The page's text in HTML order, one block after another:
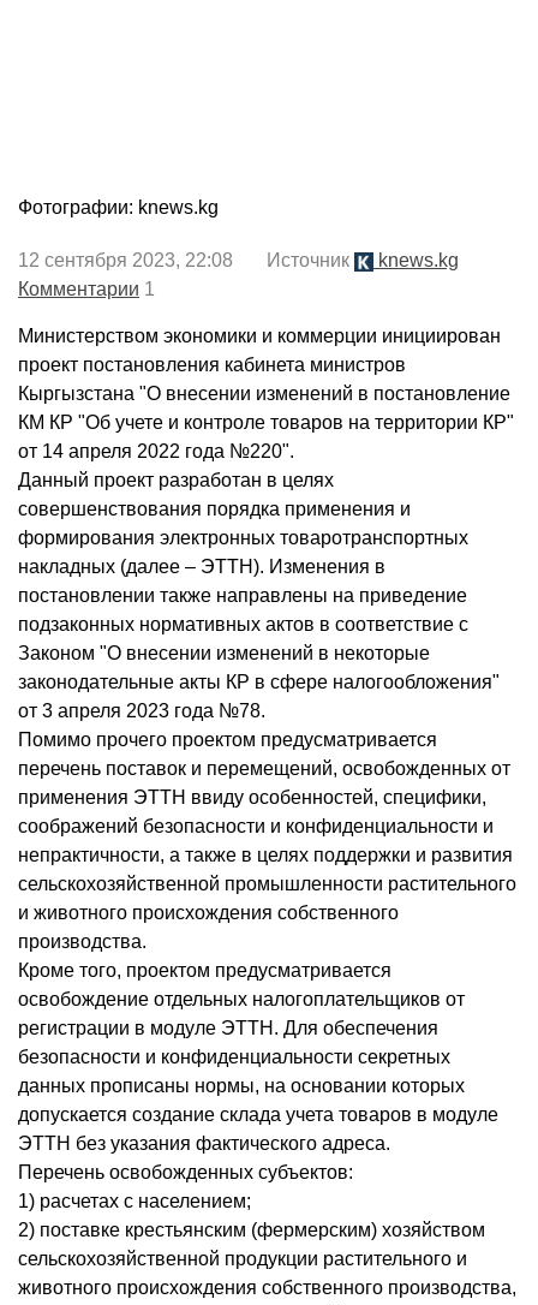
Фотографии: knews.kg
12 сентября 2023, 22:08 Источник
knews.kg
Комментарии 1
Министерством экономики и коммерции инициирован
проект постановления кабинета министров
Кыргызстана "О внесении изменений в постановление
КМ КР "Об учете и контроле товаров на территории КР"
от 14 апреля 2022 года №220".
Данный проект разработан в целях
совершенствования порядка применения и
формирования электронных товаротранспортных
накладных (далее – ЭТТН). Изменения в
постановлении также направлены на приведение
подзаконных нормативных актов в соответствие с
Законом "О внесении изменений в некоторые
законодательные акты КР в сфере налогообложения"
от 3 апреля 2023 года №78.
Помимо прочего проектом предусматривается
перечень поставок и перемещений, освобожденных от
применения ЭТТН ввиду особенностей, специфики,
соображений безопасности и конфиденциальности и
непрактичности, а также в целях поддержки и развития
сельскохозяйственной промышленности растительного
и животного происхождения собственного
производства.
Кроме того, проектом предусматривается
освобождение отдельных налогоплательщиков от
регистрации в модуле ЭТТН. Для обеспечения
безопасности и конфиденциальности секретных
данных прописаны нормы, на основании которых
допускается создание склада учета товаров в модуле
ЭТТН без указания фактического адреса.
Перечень освобожденных субъектов:
1) расчетах с населением;
2) поставке крестьянским (фермерским) хозяйством
сельскохозяйственной продукции растительного и
животного происхождения собственного производства,